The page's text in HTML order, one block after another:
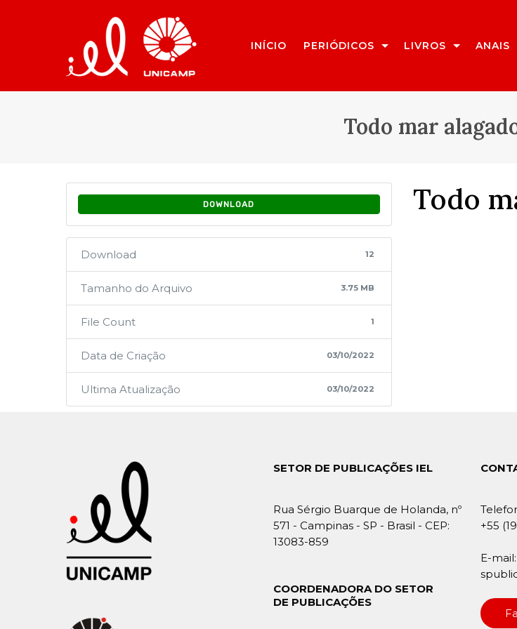
INÍCIO PERIÓDICOS LIVROS ANAIS
Todo mar
DOWNLOAD
Download 12
Tamanho do Arquivo 3.75 MB
File Count 1
Data de Criação 03/10/2022
Ultima Atualização 03/10/2022
Todo
SETOR DE PUBLICAÇÕES IEL
Rua Sérgio Buarque de Holanda, nº
571 - Campinas - SP - Brasil - CEP:
13083-859
COORDENADORA DO SETOR
DE PUBLICAÇÕES
+55
E-mail: